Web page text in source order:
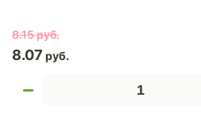
8.15
8.07